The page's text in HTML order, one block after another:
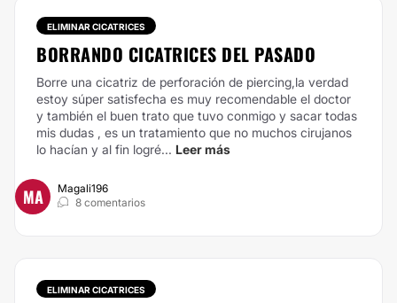
ELIMINAR CICATRICES
BORRANDO CICATRICES DEL PASADO
Borre una cicatriz de perforación de piercing,la verdad
estoy súper satisfecha es muy recomendable el doctor
y también el buen trato que tuvo conmigo y sacar todas
mis dudas , es un tratamiento que no muchos cirujanos
lo hacían y al fin logré... Leer más
MA
Magali196
8 comentarios
ELIMINAR CICATRICES